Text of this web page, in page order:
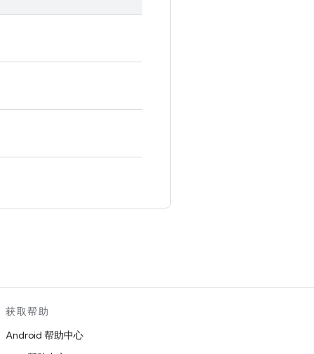
获取帮助
Android 帮助中心